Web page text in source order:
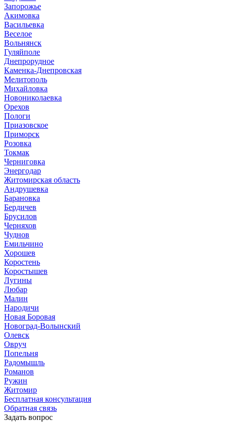
Запорожье
Акимовка
Васильевка
Веселое
Вольнянск
Гуляйполе
Днепрорудное
Каменка-Днепровская
Мелитополь
Михайловка
Новониколаевка
Орехов
Пологи
Приазовское
Приморск
Розовка
Токмак
Черниговка
Энергодар
Житомирская область
Андрушевка
Барановка
Бердичев
Брусилов
Черняхов
Чуднов
Емильчино
Хорошев
Коростень
Коростышев
Лугины
Любар
Малин
Народичи
Новая Боровая
Новоград-Волынский
Олевск
Овруч
Попельня
Радомышль
Романов
Ружин
Житомир
Бесплатная консультация
Обратная связь
Задать вопрос